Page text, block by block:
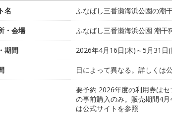
名 ふなばし三番瀬海浜公園の潮
・会場 ふなばし三番瀬海浜公園 潮干
期間 2026年4月16日(木)～5月31日(
日によって異なる。詳しくは
要予約 2026年度の利用券は
の事前購入のみ。販売期間4
は公式サイトを参照